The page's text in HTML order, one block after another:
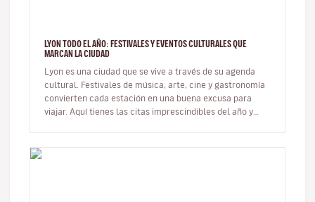
LYON TODO EL AÑO: FESTIVALES Y EVENTOS CULTURALES QUE
MARCAN LA CIUDAD
Lyon es una ciudad que se vive a través de su agenda
cultural. Festivales de música, arte, cine y gastronomía
convierten cada estación en una buena excusa para
viajar. Aquí tienes las citas imprescindibles del año y